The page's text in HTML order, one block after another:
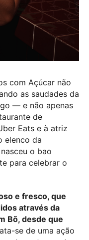
com Açúcar não
as saudades da
— e não apenas
de
Eats e à atriz
elenco da
o bao
para celebrar o
e fresco, que
através da
Bõ, desde que
se de uma ação